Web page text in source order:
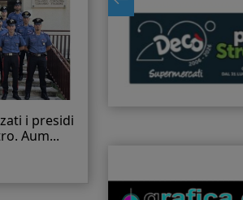
i presidi
Aum...